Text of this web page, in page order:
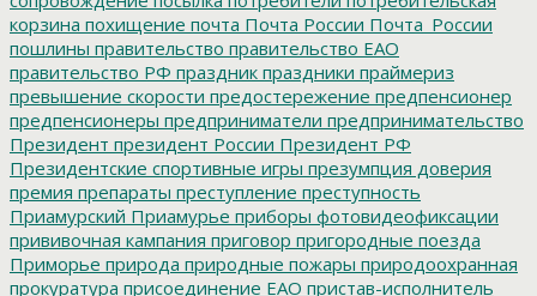
корзина похищение почта Почта России Почта_России
пошлины правительство правительство ЕАО
правительство РФ праздник праздники праймериз
превышение скорости предостережение предпенсионер
предпенсионеры предприниматели предпринимательство
Президент президент России Президент РФ
Президентские спортивные игры презумпция доверия
премия препараты преступление преступность
Приамурский Приамурье приборы фотовидеофиксации
прививочная кампания приговор пригородные поезда
Приморье природа природные пожары природоохранная
прокуратура присоединение ЕАО пристав-исполнитель